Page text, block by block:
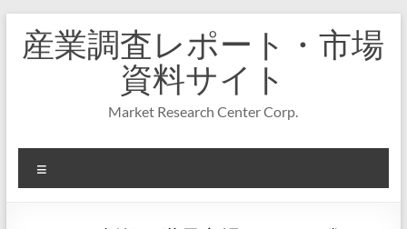
キ
プ
産業調査レポート・市場
資料サイト
Market Research Center Corp.
ニ